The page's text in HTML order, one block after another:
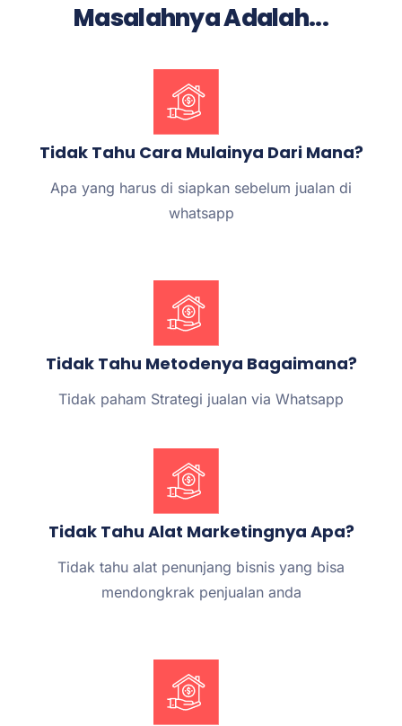
Masalahnya Adalah...
Tidak Tahu Cara Mulainya Dari Mana?
Apa yang harus di siapkan sebelum jualan di
whatsapp
Tidak Tahu Metodenya Bagaimana?
Tidak paham Strategi jualan via Whatsapp
Tidak Tahu Alat Marketingnya Apa?
Tidak tahu alat penunjang bisnis yang bisa
mendongkrak penjualan anda